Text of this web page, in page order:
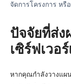
จัดการโครงการ หรื
ปัจจัยที่ส่
เซิร์ฟเวอ
หากคุณกำลังวางแผ